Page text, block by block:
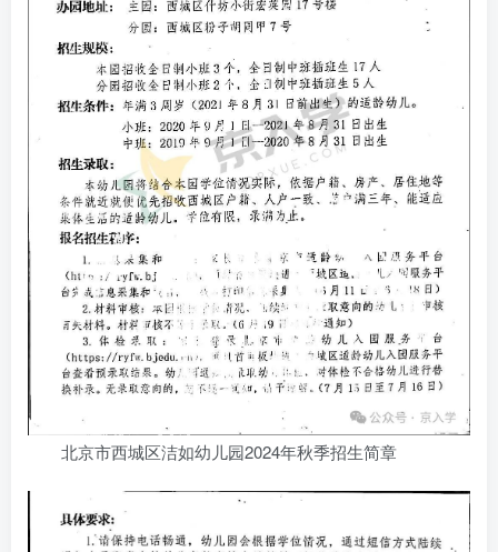
北京市西城区洁如幼儿园2024年秋季招生简章